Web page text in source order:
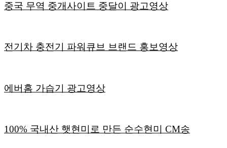
중국 무역 중개사이트 중달이 광고영상
전기차 충전기 파워큐브 브랜드 홍보영상
에버홈 가습기 광고영상
100% 국내산 햇현미로 만든 순수현미 CM송